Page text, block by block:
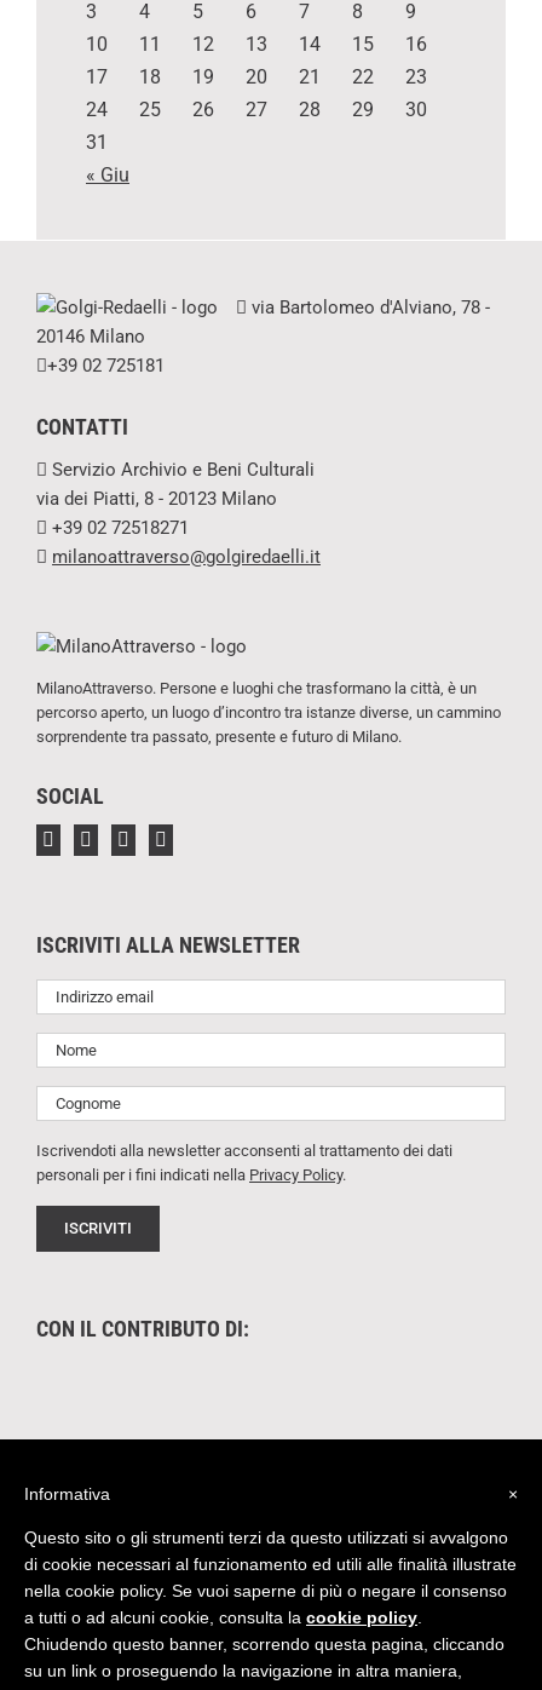
« Giu
3
4 5 6 7 8
9
10
11 12 13 14 15
16
17
18 19 20 21 22
23
24
25 26 27 28 29
30
31
via Bartolomeo d'Alviano, 78 -
20146 Milano
+39 02 725181
CONTATTI
Servizio Archivio e Beni Culturali
via dei Piatti, 8 - 20123 Milano
+39 02 72518271
milanoattraverso@golgiredaelli.it
MilanoAttraverso. Persone e luoghi che trasformano la città, è un
percorso aperto, un luogo d’incontro tra istanze diverse, un cammino
sorprendente tra passato, presente e futuro di Milano.
SOCIAL
ISCRIVITI ALLA NEWSLETTER
Iscrivendoti alla newsletter acconsenti al trattamento dei dati
personali per i fini indicati nella Privacy Policy.
CON IL CONTRIBUTO DI:
Quest'opera è distribuita con Licenza
Commons Attribuzione - Non commerciale - Non opere derivate 4.0
Internazionale|Credits
×
Informativa
Questo sito o gli strumenti terzi da questo utilizzati si avvalgono
di cookie necessari al funzionamento ed utili alle finalità illustrate
nella cookie policy. Se vuoi saperne di più o negare il consenso
a tutti o ad alcuni cookie, consulta la cookie policy
Chiudendo questo banner, scorrendo questa pagina, cliccando
su un link o proseguendo la navigazione in altra maniera,